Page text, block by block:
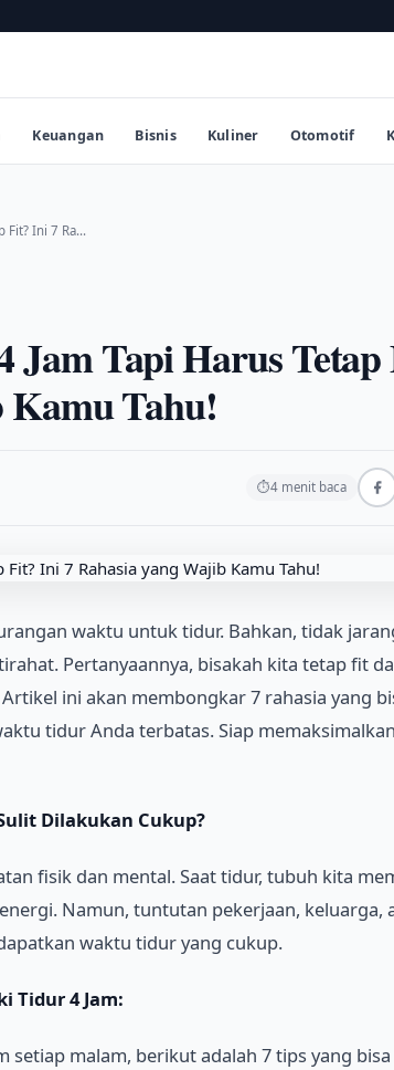
Keuangan Bisnis Kuliner Otomotif
Fit? Ini 7 Ra…
Jam Tapi Harus
Kamu Tahu!
⏱4 menit baca
waktu untuk tidur. Bahkan, tidak
Pertanyaannya, bisakah kita tetap fit
ini akan membongkar 7 rahasia yang
tidur Anda terbatas. Siap
Dilakukan Cukup?
fisik dan mental. Saat tidur, tubuh kita
Namun, tuntutan pekerjaan, keluarga,
waktu tidur yang cukup.
Tidur 4 Jam:
setiap malam, berikut adalah 7 tips yang